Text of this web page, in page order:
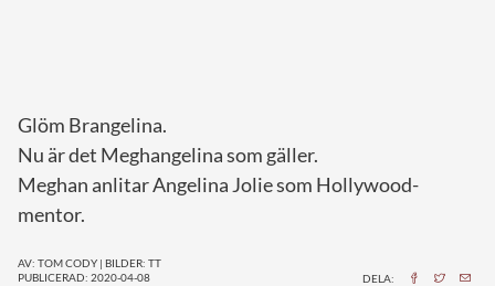
Glöm Brangelina.
Nu är det Meghangelina som gäller.
Meghan anlitar Angelina Jolie som Hollywood-
mentor.
AV: TOM CODY | BILDER: TT
PUBLICERAD: 2020-04-08
DELA: